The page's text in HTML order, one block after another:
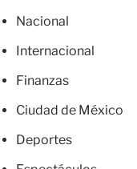
Nacional
Internacional
Finanzas
Ciudad de México
Deportes